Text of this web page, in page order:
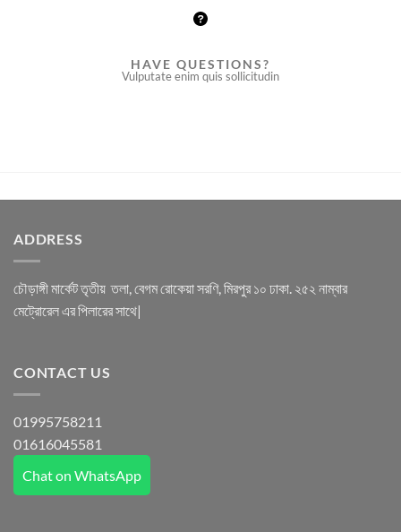
HAVE QUESTIONS?
Vulputate enim quis sollicitudin
ADDRESS
চৌড়াঙ্গী মার্কেট তৃতীয় তলা, বেগম রোকেয়া সরণি, মিরপুর ১০ ঢাকা. ২৫২ নাম্বার
মেট্রোরেল এর পিলারের সাথে|
CONTACT US
01995758211
01616045581
Chat on WhatsApp